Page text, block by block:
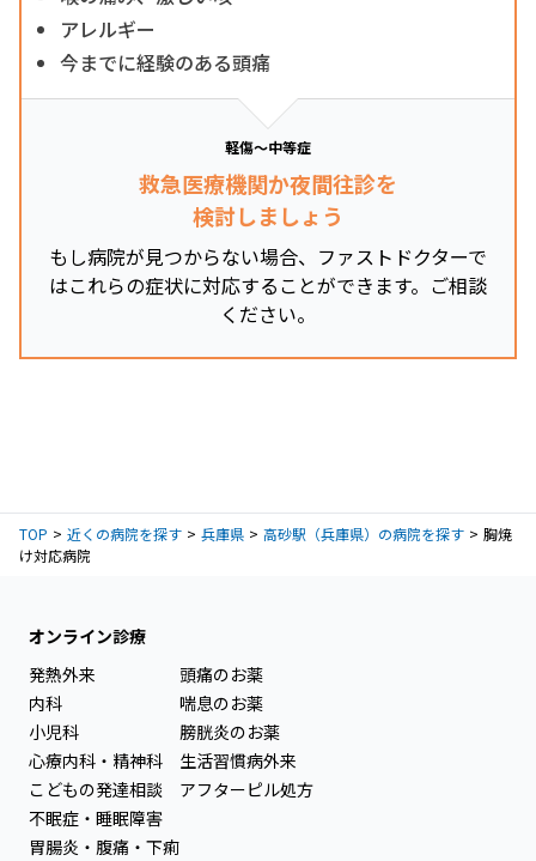
アレルギー
今までに経験のある頭痛
軽傷～中等症
救急医療機関か夜間往診を
検討しましょう
もし病院が見つからない場合、ファストドクターで
はこれらの症状に対応することができます。ご相談
ください。
TOP 近くの病院を探す 兵庫県 高砂駅（兵庫県）の病院を探す
胸焼
け対応病院
オンライン診療
発熱外来
内科
小児科
心療内科・精神科
こどもの発達相談
不眠症・睡眠障害
胃腸炎・腹痛・下痢
頭痛のお薬
喘息のお薬
膀胱炎のお薬
生活習慣病外来
アフターピル処方